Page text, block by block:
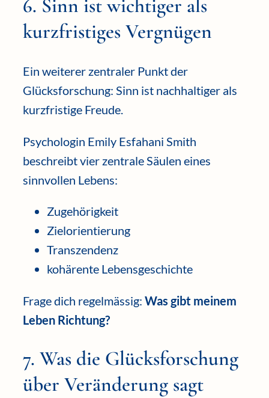
6. Sinn ist wichtiger als
kurzfristiges Vergnügen
Ein weiterer zentraler Punkt der
Glücksforschung: Sinn ist nachhaltiger als
kurzfristige Freude.
Psychologin Emily Esfahani Smith
beschreibt vier zentrale Säulen eines
sinnvollen Lebens:
Zugehörigkeit
Zielorientierung
Transzendenz
kohärente Lebensgeschichte
Frage dich regelmässig: Was gibt meinem
Leben Richtung?
7. Was die Glücksforschung
über Veränderung sagt